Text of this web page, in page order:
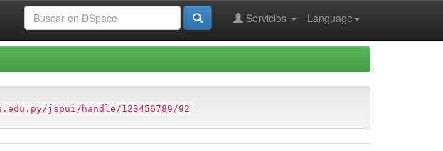
Language
Servicios
jspui/handle/123456789/92